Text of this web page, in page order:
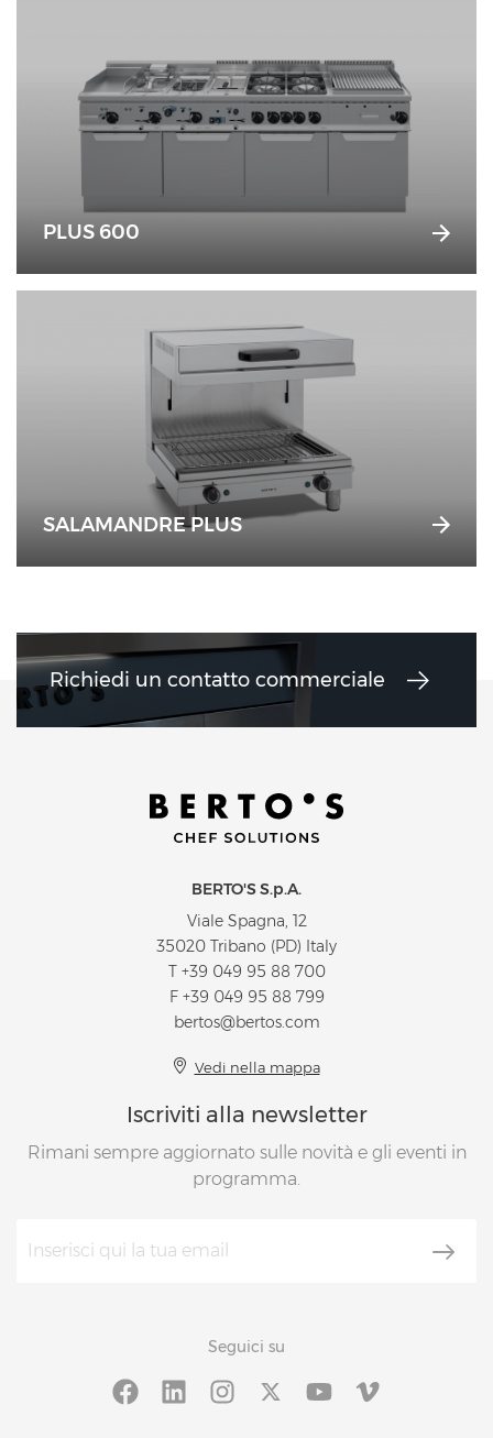
PLUS 600
SALAMANDRE PLUS
Richiedi un contatto commerciale
BERTO'S S.p.A.
Viale Spagna, 12
35020 Tribano (PD) Italy
T +39 049 95 88 700
F +39 049 95 88 799
bertos@bertos.com
Vedi nella mappa
Iscriviti alla newsletter
Rimani sempre aggiornato sulle novità e gli eventi in
programma.
Seguici su